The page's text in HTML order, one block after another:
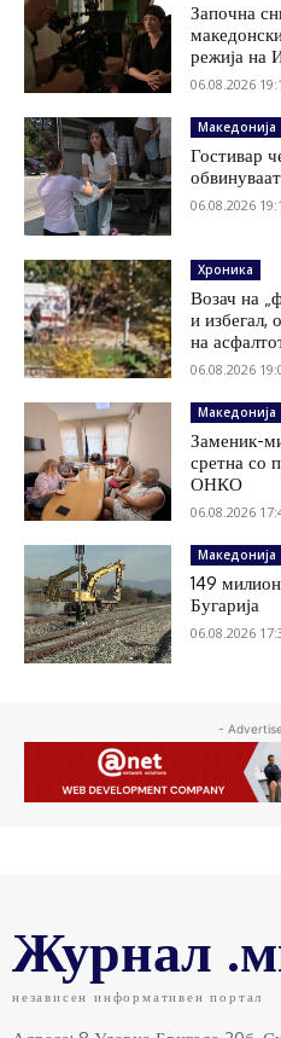
Започна
режија на
06.08.2026
Македонија
Гостивар
06.08.2026
Хроника
Возач на
и избегал,
на
06.08.2026
Македонија
Заменик-
сретна со
ОНКО
06.08.2026
Македонија
149
Бугарија
06.08.2026
-
Журнал
независен информативен портал